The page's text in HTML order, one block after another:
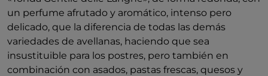
un perfume afrutado y aromático, intenso pero
delicado, que la diferencia de todas las demás
variedades de avellanas, haciendo que sea
insustituible para los postres, pero también en
combinación con asados, pastas frescas, quesos y